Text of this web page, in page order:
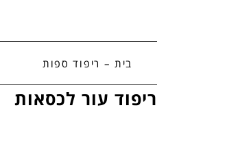
בית – ריפוד ספות
ריפוד עור לכסאות